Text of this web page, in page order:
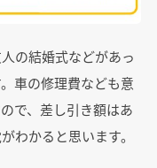
の結婚式などがあっ
車の修理費なども意
で、差し引き額はあ
わかると思います。